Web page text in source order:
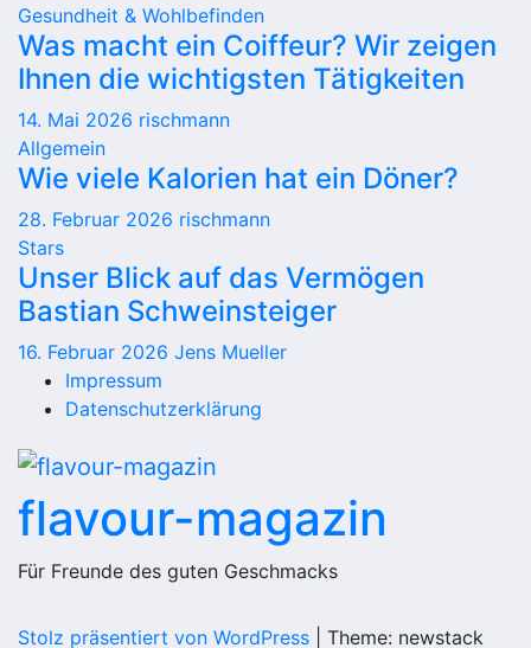
Gesundheit & Wohlbefinden
Was macht ein Coiffeur? Wir zeigen
Ihnen die wichtigsten Tätigkeiten
14. Mai 2026 rischmann
Allgemein
Wie viele Kalorien hat ein Döner?
28. Februar 2026 rischmann
Stars
Unser Blick auf das Vermögen
Bastian Schweinsteiger
16. Februar 2026 Jens Mueller
Impressum
Datenschutzerklärung
flavour-magazin
Für Freunde des guten Geschmacks
Stolz präsentiert von WordPress Theme: newstack